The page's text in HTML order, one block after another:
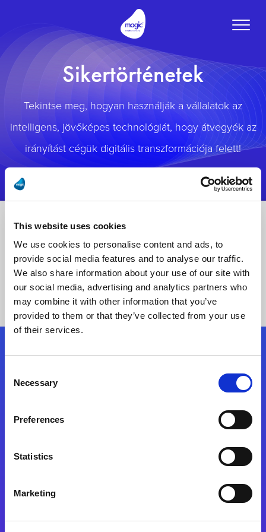
This website uses cookies
We use cookies to personalise content and ads, to
provide social media features and to analyse our traffic.
We also share information about your use of our site with
our social media, advertising and analytics partners who
may combine it with other information that you’ve
provided to them or that they’ve collected from your use
of their services.
Selection
Necessary
Preferences
Statistics
Marketing
Toggle
Sikertörténetek
Tekintse meg, hogyan használják a vállalatok az
intelligens, jövőképes technológiát, hogy átvegyék az
irányítást cégük digitális transzformációja felett!
Kövessen minket!